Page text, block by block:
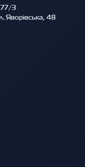
77/3
Яворівська, 48